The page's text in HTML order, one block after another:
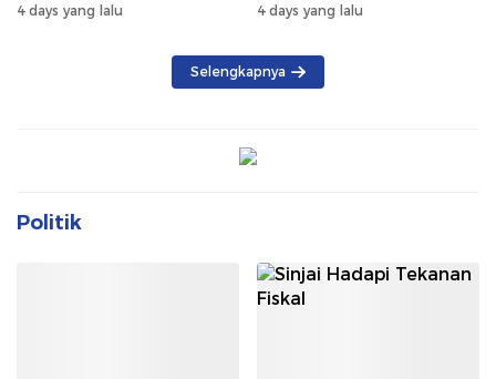
Safari Subuh
4 days yang lalu
dan ABK Dievakuasi
4 days yang lalu
Selengkapnya
Politik